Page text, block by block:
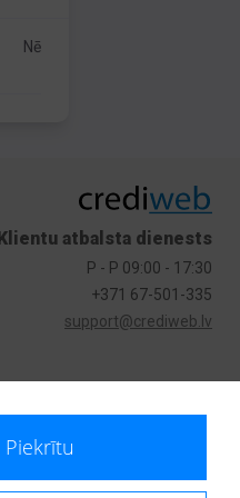
Nē
Klientu atbalsta dienests
P - P 09:00 - 17:30
+371 67-501-335
support@crediweb.lv
Piekrītu